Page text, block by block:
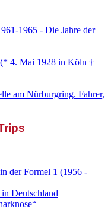
1965 - Die Jahre der
4. Mai 1928 in Köln †
am Nürburgring. Fahrer,
der Formel 1 (1956 -
Deutschland